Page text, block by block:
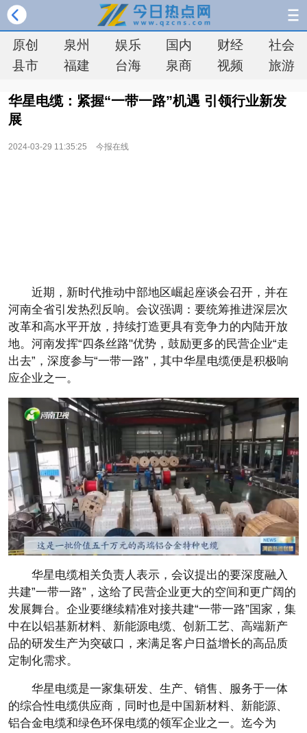
原创 泉州 娱乐 国内 财经
社会
县市
福建 台海 泉商 视频 旅游
华星电缆：紧握“一带一路”机遇 引领行业新发
展
2024-03-29 11:35:25 今报在线
近期，新时代推动中部地区崛起座谈会召开，并在
河南全省引发热烈反响。会议强调：要统筹推进深层次
改革和高水平开放，持续打造更具有竞争力的内陆开放
地。河南发挥“四条丝路"优势，鼓励更多的民营企业“走
出去”，深度参与“一带一路”，其中华星电缆便是积极响
应企业之一。
华星电缆相关负责人表示，会议提出的要深度融入
共建”一带一路”，这给了民营企业更大的空间和更广阔的
发展舞台。企业要继续精准对接共建“一带一路”国家，集
中在以铝基新材料、新能源电缆、创新工艺、高端新产
品的研发生产为突破口，来满足客户日益增长的高品质
定制化需求。
华星电缆是一家集研发、生产、销售、服务于一体
的综合性电缆供应商，同时也是中国新材料、新能源、
铝合金电缆和绿色环保电缆的领军企业之一。迄今为